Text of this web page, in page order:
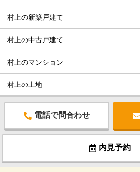
村上の新築戸建て
村上の中古戸建て
村上のマンション
村上の土地
電話で問合わせ
内見予約